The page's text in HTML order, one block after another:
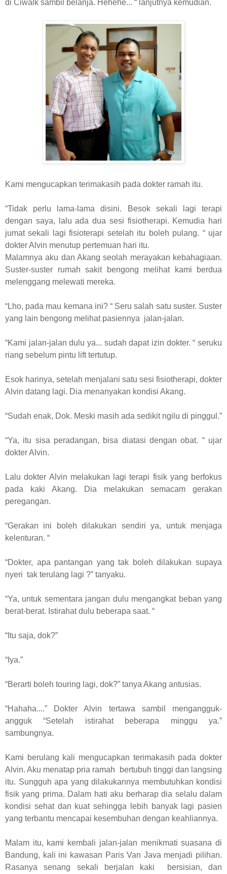
di Ciwalk sambil belanja. Hehehe... “ lanjutnya kemudian.
Kami mengucapkan terimakasih pada dokter ramah itu.
“Tidak perlu lama-lama disini. Besok sekali lagi terapi
dengan saya, lalu ada dua sesi fisiotherapi. Kemudia hari
jumat sekali lagi fisioterapi setelah itu boleh pulang. “ ujar
dokter Alvin menutup pertemuan hari itu.
Malamnya aku dan Akang seolah merayakan kebahagiaan.
Suster-suster rumah sakit bengong melihat kami berdua
melenggang melewati mereka.
“Lho, pada mau kemana ini? “ Seru salah satu suster. Suster
yang lain bengong melihat pasiennya jalan-jalan.
“Kami jalan-jalan dulu ya... sudah dapat izin dokter. “ seruku
riang sebelum pintu lift tertutup.
Esok harinya, setelah menjalani satu sesi fisiotherapi, dokter
Alvin datang lagi. Dia menanyakan kondisi Akang.
“Sudah enak, Dok. Meski masih ada sedikit ngilu di pinggul.”
“Ya, itu sisa peradangan, bisa diatasi dengan obat. “ ujar
dokter Alvin.
Lalu dokter Alvin melakukan lagi terapi fisik yang berfokus
pada kaki Akang. Dia melakukan semacam gerakan
peregangan.
“Gerakan ini boleh dilakukan sendiri ya, untuk menjaga
kelenturan. “
“Dokter, apa pantangan yang tak boleh dilakukan supaya
nyeri tak terulang lagi ?” tanyaku.
“Ya, untuk sementara jangan dulu mengangkat beban yang
berat-berat. Istirahat dulu beberapa saat. “
“Itu saja, dok?”
“Iya.”
“Berarti boleh touring lagi, dok?” tanya Akang antusias.
“Hahaha....” Dokter Alvin tertawa sambil mengangguk-
angguk “Setelah istirahat beberapa minggu ya.”
sambungnya.
Kami berulang kali mengucapkan terimakasih pada dokter
Alvin. Aku menatap pria ramah bertubuh tinggi dan langsing
itu. Sungguh apa yang dilakukannya membutuhkan kondisi
fisik yang prima. Dalam hati aku berharap dia selalu dalam
kondisi sehat dan kuat sehingga lebih banyak lagi pasien
yang terbantu mencapai kesembuhan dengan keahliannya.
Malam itu, kami kembali jalan-jalan menikmati suasana di
Bandung, kali ini kawasan Paris Van Java menjadi pilihan.
Rasanya senang sekali berjalan kaki bersisian, dan